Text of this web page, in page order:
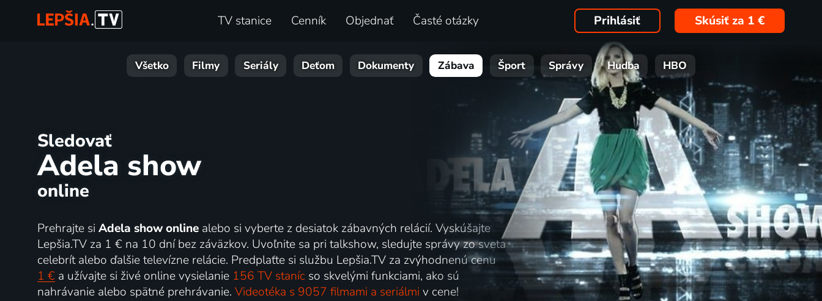
TV stanice Cenník Objednať Časté otázky Prihlásiť Skúsiť za 1 €
Všetko Filmy Seriály Deťom Dokumenty Zábava Šport Správy Hudba HBO
Sledovať
Adela show
online
Prehrajte si Adela show onlinealebo si vyberte z desiatok zábavných relácií. Vyskúšajte
Lepšia.TV za 1 € na 10 dní bez záväzkov. Uvoľnite sa pri talkshow, sledujte správy zo sveta
celebrít alebo ďalšie televízne relácie. Predplaťte si službu Lepšia.TV za zvýhodnenú cenu
1 € a užívajte si živé online vysielanie 156 TV stanícso skvelými funkciami, ako sú
nahrávanie alebo spätné prehrávanie. Videotéka s 9057 filmami a seriálmi v cene!